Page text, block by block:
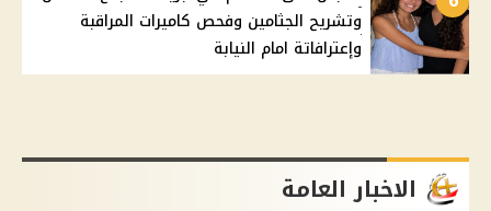
وتشريح الجثامين وفحص كاميرات المراقبة
وإعترافاتة امام النيابة
الاخبار العامة